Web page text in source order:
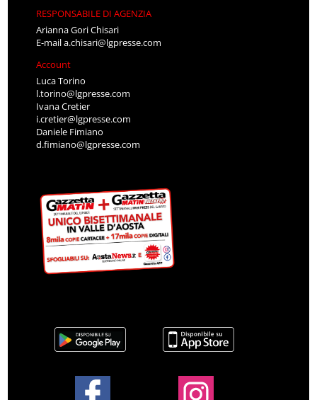
RESPONSABILE DI AGENZIA
Arianna Gori Chisari
E-maila.chisari@lgpresse.com
Account
Luca Torino
l.torino@lgpresse.com
Ivana Cretier
i.cretier@lgpresse.com
Daniele Fimiano
d.fimiano@lgpresse.com